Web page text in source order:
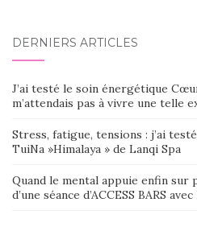
DERNIERS ARTICLES
J’ai testé le soin énergétique
m’attendais pas à vivre une telle
Stress, fatigue, tensions : j’ai
TuiNa »Himalaya » de Lanqi Spa
Quand le mental appuie enfin sur
d’une séance d’ACCESS BARS